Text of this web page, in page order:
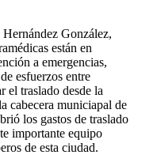
González,
están en
a emergencias,
esfuerzos entre
el traslado desde la
cabecera municiapal de
los gastos de traslado
importante equipo
de esta ciudad.